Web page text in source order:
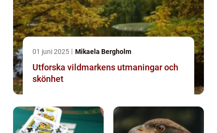
01 juni 2025 Mikaela Bergholm
Utforska vildmarkens utmaningar och
skönhet